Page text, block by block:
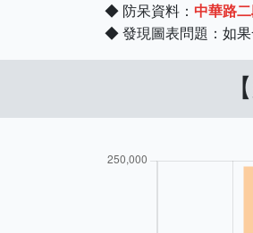
◆ 防呆資料： 中華路
◆ 發現圖表問題：如